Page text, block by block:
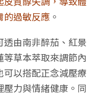
的過敏反應 。
由南非醉茄、紅景
草本萃取來調節內
以搭配正念減壓療
力與情緒健康。同